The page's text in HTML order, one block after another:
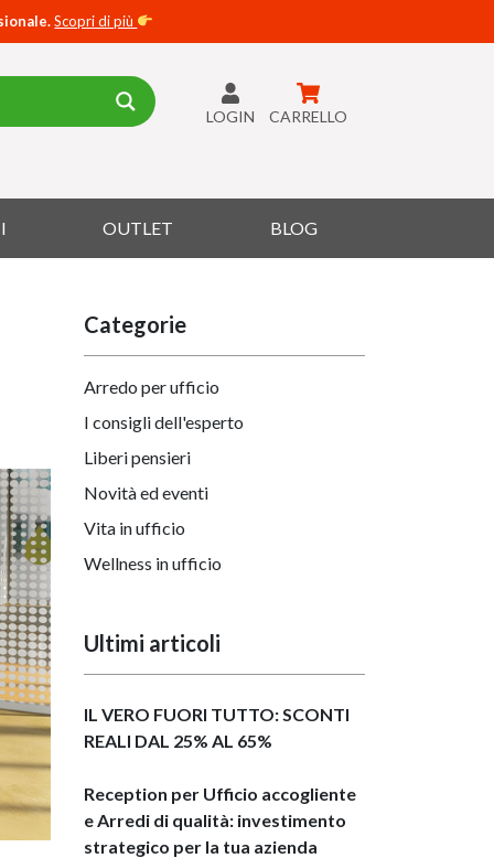
Scopri di più
LOGIN CARRELLO
OUTLET BLOG
Categorie
Arredo per ufficio
I consigli dell'esperto
Liberi pensieri
Novità ed eventi
Vita in ufficio
Wellness in ufficio
Ultimi articoli
IL VERO FUORI TUTTO: SCONTI
REALI DAL 25% AL 65%
Reception per Ufficio accogliente
e Arredi di qualità: investimento
strategico per la tua azienda